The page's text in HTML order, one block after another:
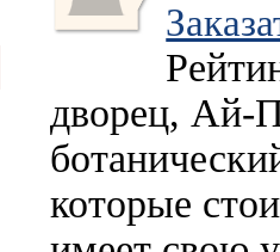
дворец, Ай-
которые